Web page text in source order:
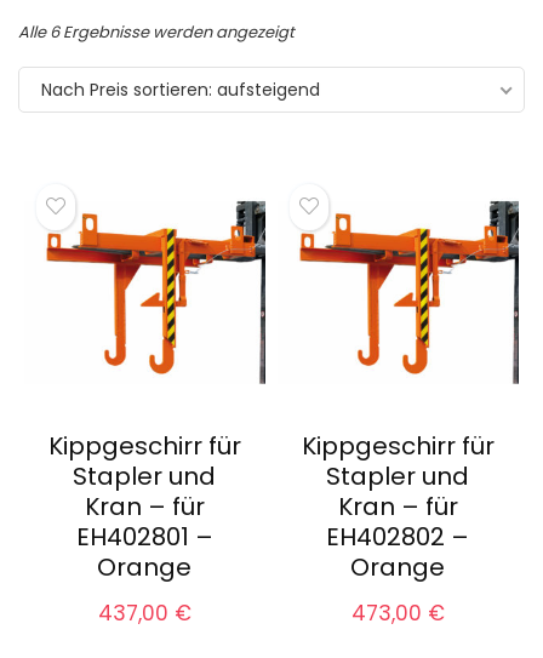
Alle 6 Ergebnisse werden angezeigtNach
Preis
sortiert:
Nach Preis sortieren: aufsteigend
Kippgeschirr für
Stapler und
Kran – für
EH402801 –
Orange
437,00 €
Kippgeschirr für
Stapler und
Kran – für
EH402802 –
Orange
473,00 €